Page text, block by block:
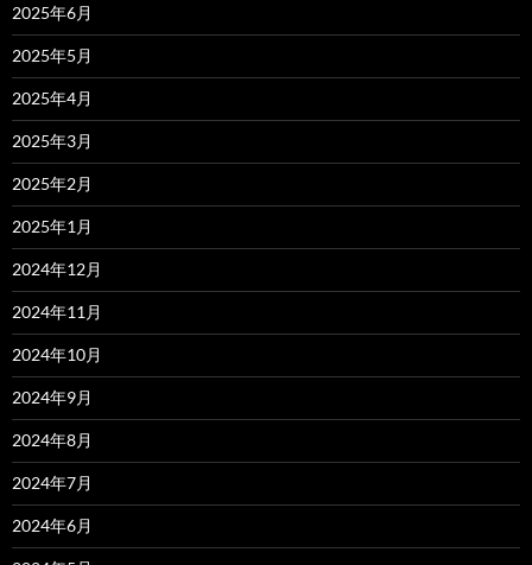
2025年6月
2025年5月
2025年4月
2025年3月
2025年2月
2025年1月
2024年12月
2024年11月
2024年10月
2024年9月
2024年8月
2024年7月
2024年6月